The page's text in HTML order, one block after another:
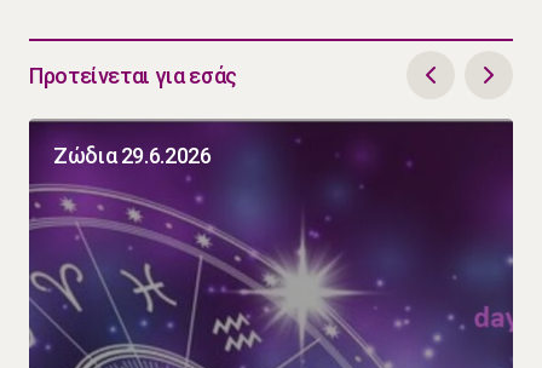
Προτείνεται για εσάς
Ζώδια 29.6.2026